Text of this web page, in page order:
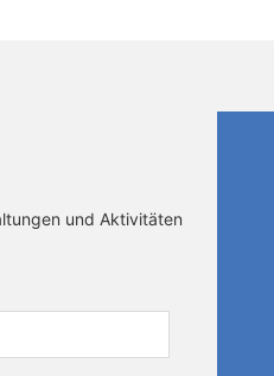
und Aktivitäten